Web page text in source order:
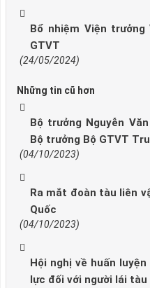
Bổ nhiệm Viện trưởng
GTVT
(24/05/2024)
Những tin cũ hơn
Bộ trưởng Nguyễn
Bộ trưởng Bộ GTVT
(04/10/2023)
Ra mắt đoàn tàu liên
Quốc
(04/10/2023)
Hội nghị về huấn
lực đối với người lái tàu